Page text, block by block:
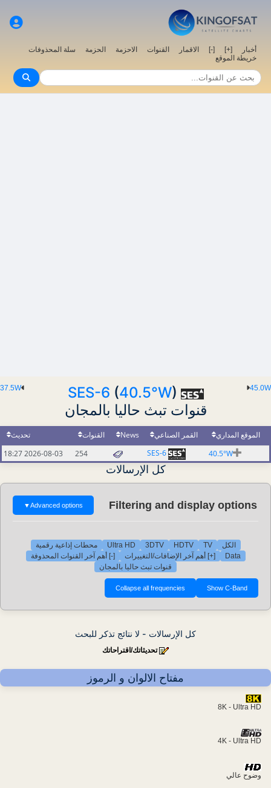
أخبار [+]
[-] الاقمار القنوات الاحزمة الحزمة
سلة المحذوفات
خريطة الموقع
45.0W
37.5W SES-6 (40.5°W)
قنوات تبث حاليا بالمجان
الموقع المداري القمر الصناعي News القنوات
تحديث
40.5°W
SES-6
254
2026-08-03 18:27
كل الإرسالات
Filtering and display options
Advanced options
▼
الكل TV
HDTV
3DTV
Ultra HD
محطات إذاعية رقمية
Data
[+] أهم آخر الإضافات/التغييرات
[-] أهم آخر القنوات المحذوفة
قنوات تبث حاليا بالمجان
كل الإرسالات - لا نتائج تذكر للبحث
تحديثاتك/اقتراحاتك
مفتاح الالوان و الرموز
8K - Ultra HD
4K - Ultra HD
وضوح عالي